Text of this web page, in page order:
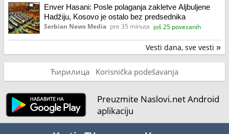
Enver Hasani: Posle polaganja zakletve Aljbuljene
Hadžiju, Kosovo je ostalo bez predsednika
Serbian News Media pre 35 minuta još 25 povezanih
Vesti dana, sve vesti »
Ћирилица Korisnička podešavanja
Preuzmite Naslovi.net Android
aplikaciju